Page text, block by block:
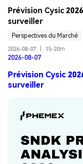
Prévision Cysic
surveiller
Perspectives du Marché
2026-08-07
15-20m
2026-08-07
Prévision Cysic
surveiller